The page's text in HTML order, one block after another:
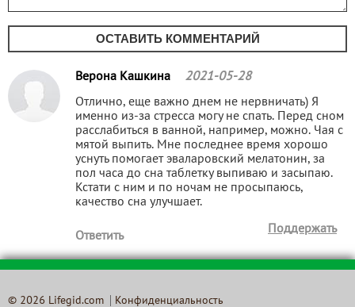
ОСТАВИТЬ КОММЕНТАРИЙ
Верона Кашкина 2021-05-28
Отлично, еще важно днем не нервничать) Я
именно из-за стресса могу не спать. Перед сном
расслабиться в ванной, например, можно. Чая с
мятой выпить. Мне последнее время хорошо
уснуть помогает эваларовский мелатонин, за
пол часа до сна таблетку выпиваю и засыпаю.
Кстати с ним и по ночам не просыпаюсь,
качество сна улучшает.
Ответить
Поддержать
© 2026 Lifegid.com Конфиденциальность